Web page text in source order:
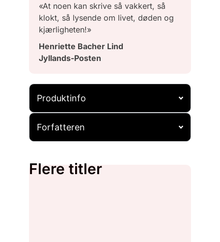
«At noen kan skrive så vakkert, så
klokt, så lysende om livet, døden og
kjærligheten!»
Henriette Bacher Lind
Jyllands-Posten
Produktinfo
Forfatteren
Flere titler